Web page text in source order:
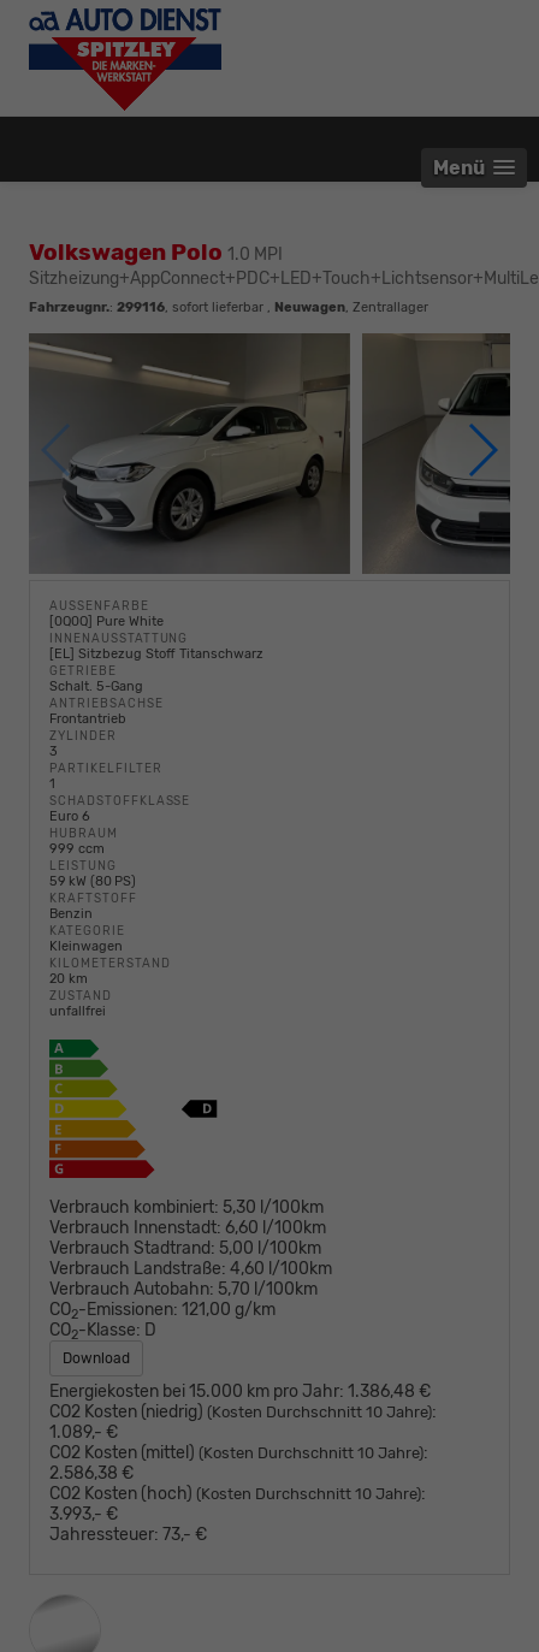
Menü
Volkswagen Polo 1.0 MPI
Fahrzeugnr.: 299116, sofort lieferbar , Neuwagen, Zentrallager
AUSSENFARBE
[0Q0Q] Pure White
INNENAUSSTATTUNG
[EL] Sitzbezug Stoff Titanschwarz
GETRIEBE
Schalt. 5-Gang
ANTRIEBSACHSE
Frontantrieb
ZYLINDER
3
PARTIKELFILTER
1
SCHADSTOFFKLASSE
Euro 6
HUBRAUM
999 ccm
LEISTUNG
59 kW (80 PS)
KRAFTSTOFF
Benzin
KATEGORIE
Kleinwagen
KILOMETERSTAND
20 km
ZUSTAND
unfallfrei
Verbrauch kombiniert: 5,30 l/100km
Verbrauch Innenstadt: 6,60 l/100km
Verbrauch Stadtrand: 5,00 l/100km
Verbrauch Landstraße: 4,60 l/100km
Verbrauch Autobahn: 5,70 l/100km
CO2-Emissionen: 121,00 g/km
CO2-Klasse: D
Download
Energiekosten bei 15.000 km pro Jahr: 1.386,48 €
CO2 Kosten (niedrig) (Kosten Durchschnitt 10 Jahre):
1.089,- €
CO2 Kosten (mittel) (Kosten Durchschnitt 10 Jahre):
2.586,38 €
CO2 Kosten (hoch) (Kosten Durchschnitt 10 Jahre):
3.993,- €
Jahressteuer: 73,- €